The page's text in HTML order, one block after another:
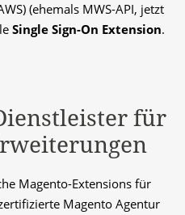
(ehemals MWS-API, jetzt
Single Sign-On Extension.
für
Magento-Extensions für
Magento Agentur